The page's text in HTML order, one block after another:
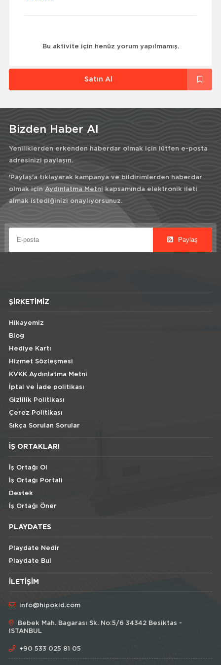
Bu aktivite için henüz yorum yapılmamış.
Satın Al
Bizden Haber Al
Yeniliklerden erkenden haberdar olmak için lütfen e-posta
adresinizi paylaşın.
'Paylaş'a tıklayarak kampanya ve bildirimlerden haberdar
olmak için Aydınlatma Metni kapsamında elektronik ileti
almak istediğinizi onaylıyorsunuz.
Paylaş
ŞIRKETIMIZ
Hikayemiz
Blog
Hediye Kartı
Hizmet Sözleşmesi
KVKK Aydınlatma Metni
İptal ve İade politikası
Gizlilik Politikası
Çerez Politikası
Sıkça Sorulan Sorular
İŞ ORTAKLARI
İş Ortağı Ol
İş Ortağı Portali
Destek
İş Ortağı Öner
PLAYDATES
Playdate Nedir
Playdate Bul
İLETIŞIM
info@hipokid.com
Bebek Mah. Bagarası Sk. No:5/6 34342 Besiktas -
ISTANBUL
+90 533 025 81 05